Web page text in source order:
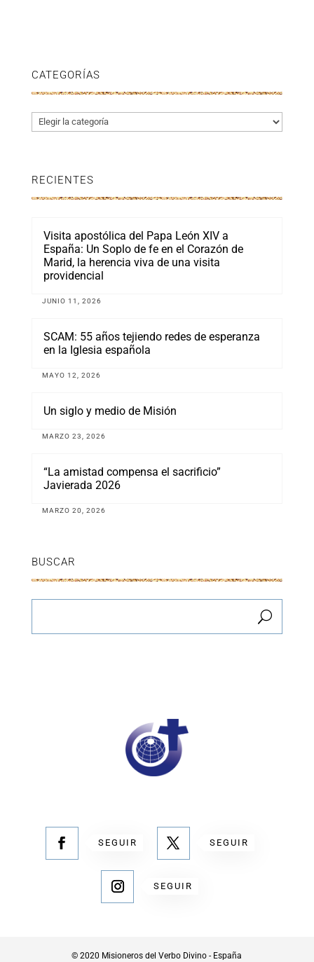
CATEGORÍAS
Categorías
RECIENTES
Visita apostólica del Papa León XIV a
España: Un Soplo de fe en el Corazón de
Marid, la herencia viva de una visita
providencial
JUNIO 11, 2026
SCAM: 55 años tejiendo redes de esperanza
en la Iglesia española
MAYO 12, 2026
Un siglo y medio de Misión
MARZO 23, 2026
“La amistad compensa el sacrificio”
Javierada 2026
MARZO 20, 2026
BUSCAR
SEGUIR SEGUIR
SEGUIR
© 2020 Misioneros del Verbo Divino - España